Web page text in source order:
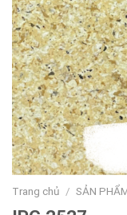
Trang chủ / SẢN